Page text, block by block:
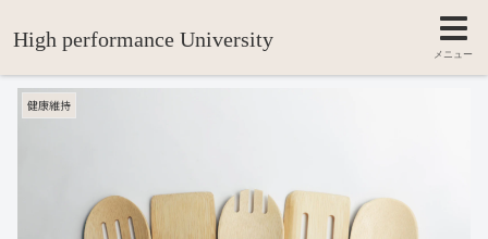
元気な食卓の合言葉「まごわやさしい」
健康維持
High performance University
メニュー